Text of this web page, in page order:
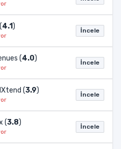
4.1) İncele
(4.0) İncele
(3.9) İncele
(3.8) İncele